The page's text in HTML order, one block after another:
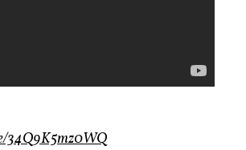
34Q9K5mz0WQ